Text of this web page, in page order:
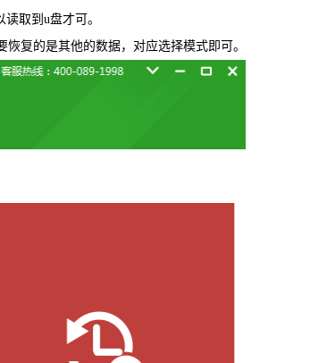
大师
种手机资料
取到u盘才可。
复的是其他的数据，对应选择模式即可。